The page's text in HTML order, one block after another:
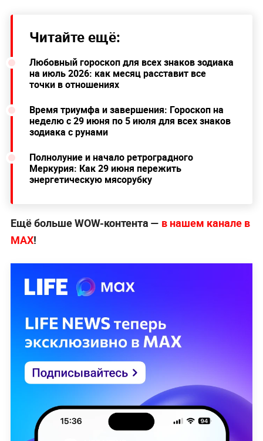
Читайте ещё:
Любовный гороскоп для всех знаков зодиака
на июль 2026: как месяц расставит все
точки в отношениях
Время триумфа и завершения: Гороскоп на
неделю с 29 июня по 5 июля для всех знаков
зодиака с рунами
Полнолуние и начало ретроградного
Меркурия: Как 29 июня пережить
энергетическую мясорубку
Ещё больше WOW-контента — в нашем канале в
МАХ!